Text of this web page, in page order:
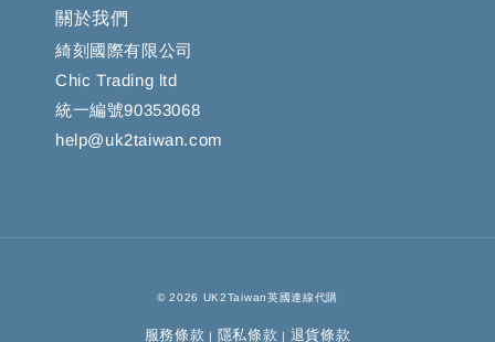
關於我們
綺刻國際有限公司
Chic Trading ltd
統一編號90353068
help@uk2taiwan.com
© 2026 UK2Taiwan英國連線代購
服務條款 隱私條款 退貨條款